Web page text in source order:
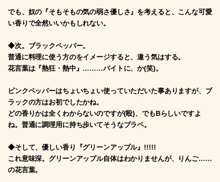
でも、奴の『そもそもの気の弱さ優しさ』を考えると、こんな可愛
い香りで全然いいかもしれない。
◆次。ブラックペッパー。
普通に料理に使う方のをイメージすると、違う気はする。
花言葉は『熱狂・熱中』………バイトに、か(笑)。
ピンクペッパーはちょいちょい使っていただいた事ありますが、ブ
ラックの方はお初でしたかね。
どの香りかは全くわからないのですが(殴)、でもBらしいですよ
ね。普通に調理用に持ち歩いてそうなブラペ。
◆そして、優しい香り『グリーンアップル』!!!!!
これ意味深。グリーンアップル自体はわかりませんが、りんご……
の花言葉。